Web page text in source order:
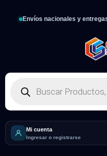
Envíos nacionales y
Mi cuenta
Ingresar o registrarse